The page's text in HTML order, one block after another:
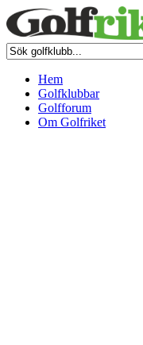
Hem
Golfklubbar
Golfforum
Om Golfriket